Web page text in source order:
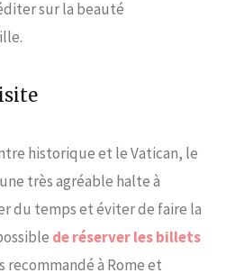
sur la beauté
historique et le Vatican, le
très agréable halte à
du temps et éviter de faire la
de réserver les billets
à Rome et